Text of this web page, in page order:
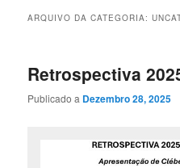
ARQUIVO DA CATEGORIA:
Retrospectiva
Publicado a Dezembro 28, 2025